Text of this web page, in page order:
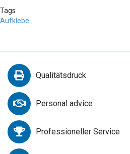
Tags
Aufklebe
Qualitätsdruck
Personal advice
Professioneller Service